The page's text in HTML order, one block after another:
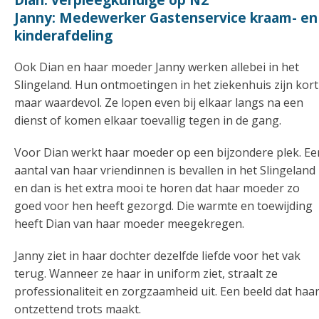
Janny: Medewerker Gastenservice kraam- en
kinderafdeling
Ook Dian en haar moeder Janny werken allebei in het
Slingeland. Hun ontmoetingen in het ziekenhuis zijn kort
maar waardevol. Ze lopen even bij elkaar langs na een
dienst of komen elkaar toevallig tegen in de gang.
Voor Dian werkt haar moeder op een bijzondere plek.
aantal van haar vriendinnen is bevallen in het Slingeland
en dan is het extra mooi te horen dat haar moeder zo
goed voor hen heeft gezorgd. Die warmte en toewijding
heeft Dian van haar moeder meegekregen.
Janny ziet in haar dochter dezelfde liefde voor het vak
terug. Wanneer ze haar in uniform ziet, straalt ze
professionaliteit en zorgzaamheid uit. Een beeld dat haar
ontzettend trots maakt.